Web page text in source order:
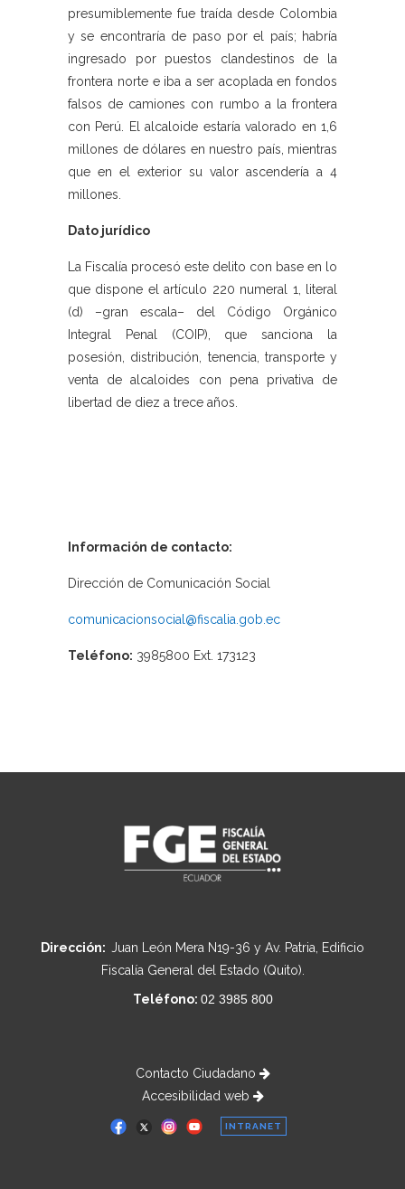
presumiblemente fue traída desde Colombia
y se encontraría de paso por el país; habría
ingresado por puestos clandestinos de la
frontera norte e iba a ser acoplada en fondos
falsos de camiones con rumbo a la frontera
con Perú. El alcaloide estaría valorado en 1,6
millones de dólares en nuestro país, mientras
que en el exterior su valor ascendería a 4
millones.
Dato jurídico
La Fiscalía procesó este delito con base en lo
que dispone el artículo 220 numeral 1, literal
(d) –gran escala– del Código Orgánico
Integral Penal (COIP), que sanciona la
posesión, distribución, tenencia, transporte y
venta de alcaloides con pena privativa de
libertad de diez a trece años.
Información de contacto:
Dirección de Comunicación Social
comunicacionsocial@fiscalia.gob.ec
Teléfono: 3985800 Ext. 173123
Dirección: Juan León Mera N19-36 y Av. Patria, Edificio
Fiscalía General del Estado (Quito).
Teléfono: 02 3985 800
Contacto Ciudadano
Accesibilidad web
INTRANET